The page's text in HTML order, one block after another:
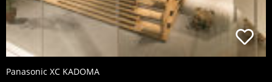
Panasonic XC KADOMA